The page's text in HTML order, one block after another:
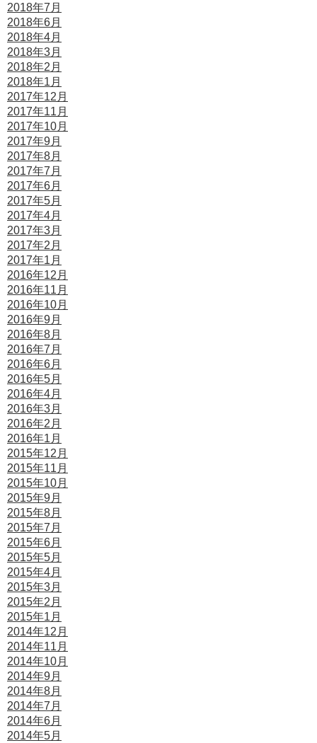
2018年7月
2018年6月
2018年4月
2018年3月
2018年2月
2018年1月
2017年12月
2017年11月
2017年10月
2017年9月
2017年8月
2017年7月
2017年6月
2017年5月
2017年4月
2017年3月
2017年2月
2017年1月
2016年12月
2016年11月
2016年10月
2016年9月
2016年8月
2016年7月
2016年6月
2016年5月
2016年4月
2016年3月
2016年2月
2016年1月
2015年12月
2015年11月
2015年10月
2015年9月
2015年8月
2015年7月
2015年6月
2015年5月
2015年4月
2015年3月
2015年2月
2015年1月
2014年12月
2014年11月
2014年10月
2014年9月
2014年8月
2014年7月
2014年6月
2014年5月